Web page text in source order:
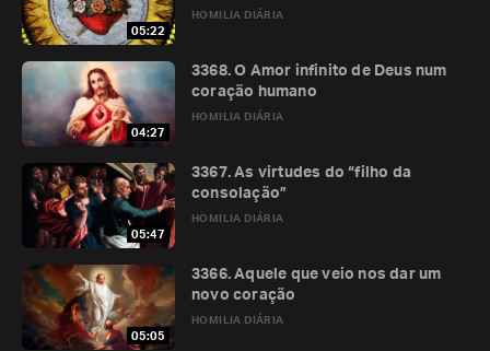
05:22
HOMILIA DIÁRIA
04:27
HOMILIA DIÁRIA
3368. O Amor infinito de Deus num
coração humano
05:47
HOMILIA DIÁRIA
3367. As virtudes do “filho da
consolação”
05:05
HOMILIA DIÁRIA
3366. Aquele que veio nos dar um
novo coração